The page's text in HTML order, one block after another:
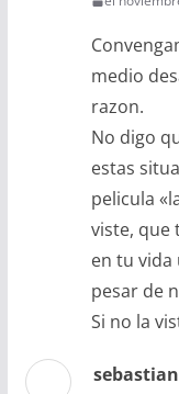
medio
razon.
No digo
estas
pelicula
viste, que
en tu vida
pesar de
Si no la
sebastian